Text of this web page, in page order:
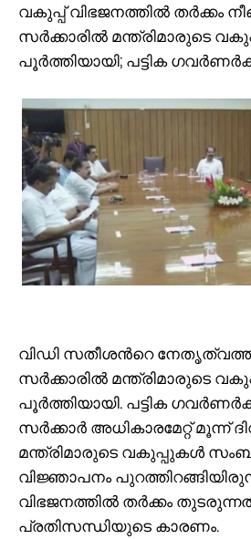
വകുപ്പ് വിഭജനത്തിൽ തർക്കം
സർക്കാരിൽ മന്ത്രിമാരുടെ
പൂർത്തിയായി; പട്ടിക
വിഡി സതീശന്‍റെ
സർക്കാരിൽ മന്ത്രിമാരുടെ
പൂർത്തിയായി. പട്ടിക
സർക്കാർ അധികാരമേറ്റ് മൂന്ന്
മന്ത്രിമാരുടെ വകുപ്പുകൾ
വിജ്ഞാപനം
വിഭജനത്തിൽ തർക്കം
പ്രതിസന്ധിയുടെ കാരണം.